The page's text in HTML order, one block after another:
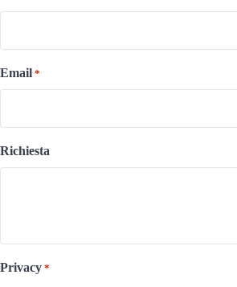
Email *
Richiesta
Privacy *